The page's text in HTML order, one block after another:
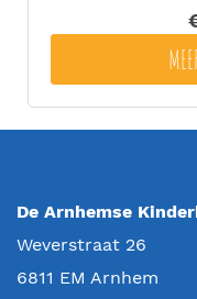
De Arnhemse
Weverstraat 26
6811 EM Arnhem